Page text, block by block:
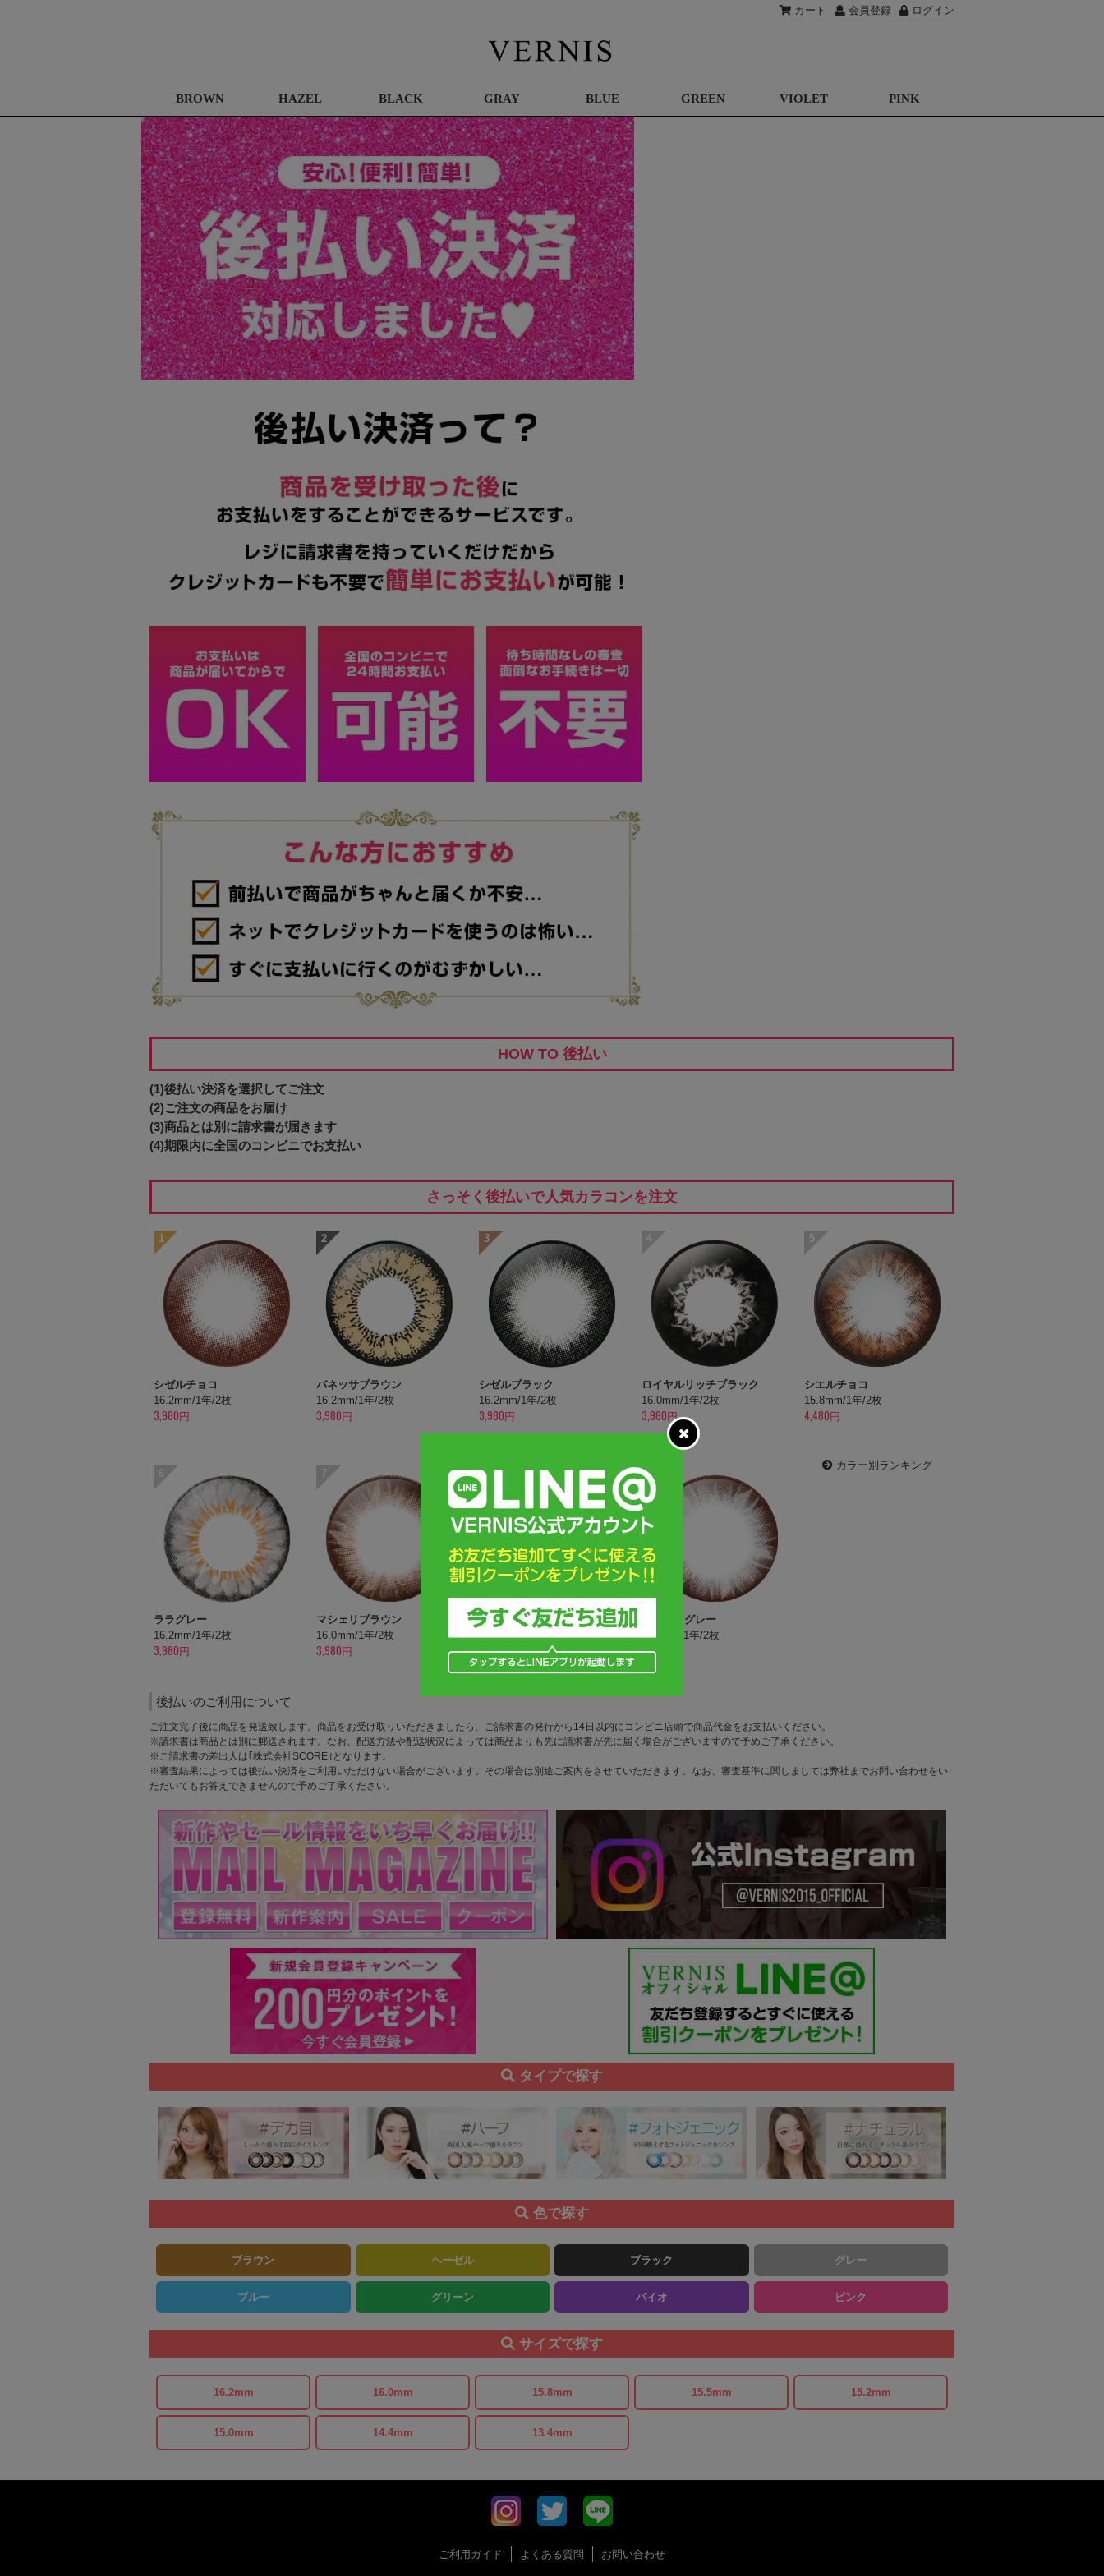
カート 会員登録 ログイン
BROWN HAZEL BLACK GRAY BLUE GREEN VIOLET PINK
HOW TO 後払い
(1)後払い決済を選択してご注文
(2)ご注文の商品をお届け
(3)商品とは別に請求書が届きます
(4)期限内に全国のコンビニでお支払い
さっそく後払いで人気カラコンを注文
1
シゼルチョコ
16.2mm/1年/2枚
3,980円
2
バネッサブラウン
16.2mm/1年/2枚
3,980円
3
シゼルブラック
16.2mm/1年/2枚
3,980円
4
ロイヤルリッチブラック
16.0mm/1年/2枚
3,980円
5
シエルチョコ
15.8mm/1年/2枚
4,480円
6
ララグレー
16.2mm/1年/2枚
3,980円
7
マシェリブラウン
16.0mm/1年/2枚
3,980円
8
バービーグレー
16.2mm/1年/2枚
3,980円
9
マシェリグレー
16.0mm/1年/2枚
3,980円
カラー別ランキング
後払いのご利用について
ご注文完了後に商品を発送致します。商品をお受け取りいただきましたら、ご請求書の発行から14日以内にコンビニ店頭で商品代金をお支払いください。
※請求書は商品とは別に郵送されます。なお、配送方法や配送状況によっては商品よりも先に請求書が先に届く場合がございますので予めご了承ください。
※ご請求書の差出人は｢株式会社SCORE｣となります。
※審査結果によっては後払い決済をご利用いただけない場合がございます。その場合は別途ご案内をさせていただきます。なお、審査基準に関しましては弊社までお問い合わせをい
ただいてもお答えできませんので予めご了承ください。
タイプで探す
色で探す
ブラウン ヘーゼル ブラック グレー
ブルー グリーン バイオ ピンク
サイズで探す
16.2mm 16.0mm 15.8mm 15.5mm 15.2mm
15.0mm 14.4mm 13.4mm
ご利用ガイド よくある質問 お問い合わせ